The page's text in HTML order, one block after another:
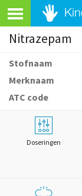
Nitrazepam
Stofnaam
Merknaam
ATC code
Doseringen